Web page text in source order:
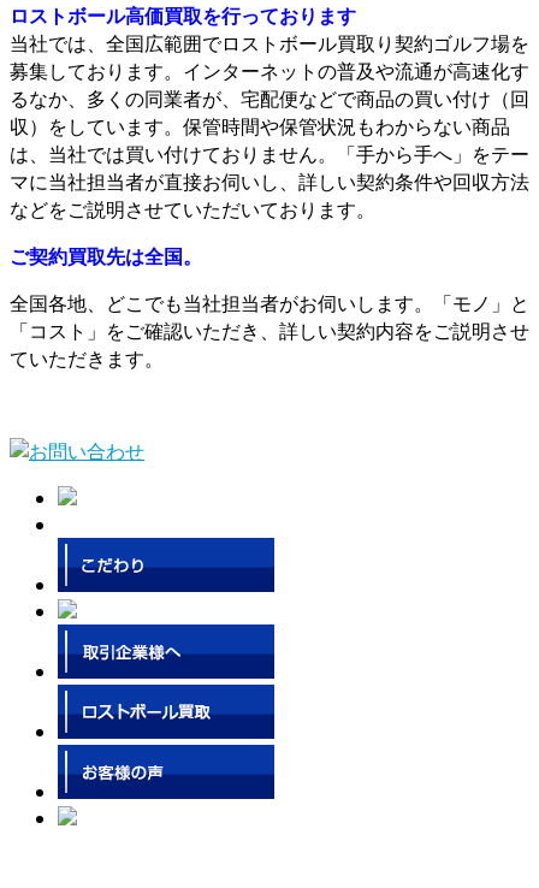
ロストボール高価買取を行っております
当社では、全国広範囲でロストボール買取り契約ゴルフ場を
募集しております。インターネットの普及や流通が高速化す
るなか、多くの同業者が、宅配便などで商品の買い付け（回
収）をしています。保管時間や保管状況もわからない商品
は、当社では買い付けておりません。「手から手へ」をテー
マに当社担当者が直接お伺いし、詳しい契約条件や回収方法
などをご説明させていただいております。
ご契約買取先は全国。
全国各地、どこでも当社担当者がお伺いします。「モノ」と
「コスト」をご確認いただき、詳しい契約内容をご説明させ
ていただきます。